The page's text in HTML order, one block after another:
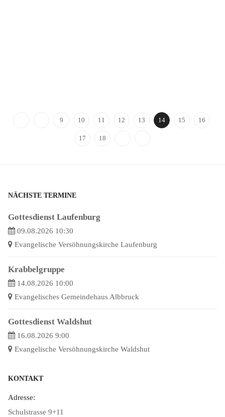
9 10 11 12 13 14 15 16
17 18
NÄCHSTE TERMINE
Gottesdienst Laufenburg
09.08.2026 10:30
Evangelische Versöhnungskirche Laufenburg
Krabbelgruppe
14.08.2026 10:00
Evangelisches Gemeindehaus Albbruck
Gottesdienst Waldshut
16.08.2026 9:00
Evangelische Versöhnungskirche Waldshut
KONTAKT
Adresse:
Schulstrasse 9+11